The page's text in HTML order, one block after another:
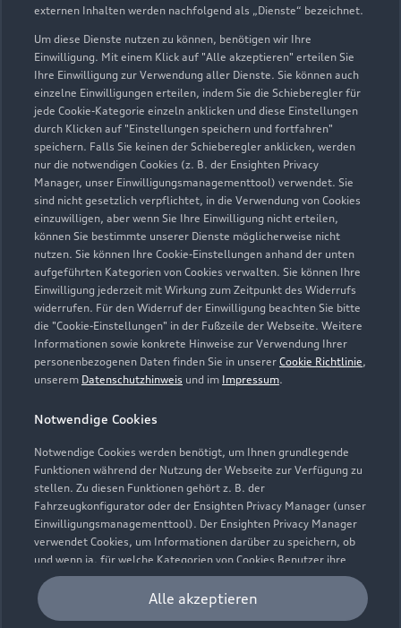
externen Inhalten werden nachfolgend als „Dienste“ bezeichnet.
Um diese Dienste nutzen zu können, benötigen wir Ihre
Einwilligung. Mit einem Klick auf "Alle akzeptieren" erteilen Sie
Ihre Einwilligung zur Verwendung aller Dienste. Sie können auch
einzelne Einwilligungen erteilen, indem Sie die Schieberegler für
jede Cookie-Kategorie einzeln anklicken und diese Einstellungen
durch Klicken auf "Einstellungen speichern und fortfahren"
speichern. Falls Sie keinen der Schieberegler anklicken, werden
nur die notwendigen Cookies (z. B. der Ensighten Privacy
Manager, unser Einwilligungsmanagementtool) verwendet. Sie
sind nicht gesetzlich verpflichtet, in die Verwendung von Cookies
einzuwilligen, aber wenn Sie Ihre Einwilligung nicht erteilen,
können Sie bestimmte unserer Dienste möglicherweise nicht
nutzen. Sie können Ihre Cookie-Einstellungen anhand der unten
aufgeführten Kategorien von Cookies verwalten. Sie können Ihre
Einwilligung jederzeit mit Wirkung zum Zeitpunkt des Widerrufs
widerrufen. Für den Widerruf der Einwilligung beachten Sie bitte
die "Cookie-Einstellungen" in der Fußzeile der Webseite. Weitere
Informationen sowie konkrete Hinweise zur Verwendung Ihrer
personenbezogenen Daten finden Sie in unserer Cookie Richtlinie,
unserem Datenschutzhinweis und im Impressum.
Notwendige Cookies
Notwendige Cookies werden benötigt, um Ihnen grundlegende
Funktionen während der Nutzung der Webseite zur Verfügung zu
stellen. Zu diesen Funktionen gehört z. B. der
Fahrzeugkonfigurator oder der Ensighten Privacy Manager (unser
Einwilligungsmanagementtool). Der Ensighten Privacy Manager
verwendet Cookies, um Informationen darüber zu speichern, ob
und wenn ja, für welche Kategorien von Cookies Benutzer ihre
Einwilligung erteilt haben. Weitere Informationen zum Ensighten
Privacy Manager, sowie zu Ihren Rechten als betroffene Person
können Sie in unserer
Alle akzeptieren
Zurück nach oben
Modelle
Alle Modelle
Modelle vergleichen
Elektromodelle
Plug-in-Hybride
Kaufen & leasen
Neuwagensuche
Gebrauchtwagensuche
Gebrauchtwagen
Finanzierung
Service & Zubehör
Saisonale Angebote
Audi Services
Garantie
Audi digital services
myAudi
Support
Kundenservice
Häufige Fragen (FAQ)
Audi Online Beratung
Online-Terminvereinbarung
Servicekontakt
Bordbuch & Bedienungsanleitungen
Über Audi
Unternehmen
Karriere
Investor Relations
Presse & Media Center
Datenschutz
Audi erleben
© 2026 AUDI AG. Alle Rechte vorbehalten
Impressum Rechtliches
Hinweisgebersystem
Datenschutzinformation
Cookie-Einstellungen
Cookie-Richtlinie
Digital Services Act
EU Data Act